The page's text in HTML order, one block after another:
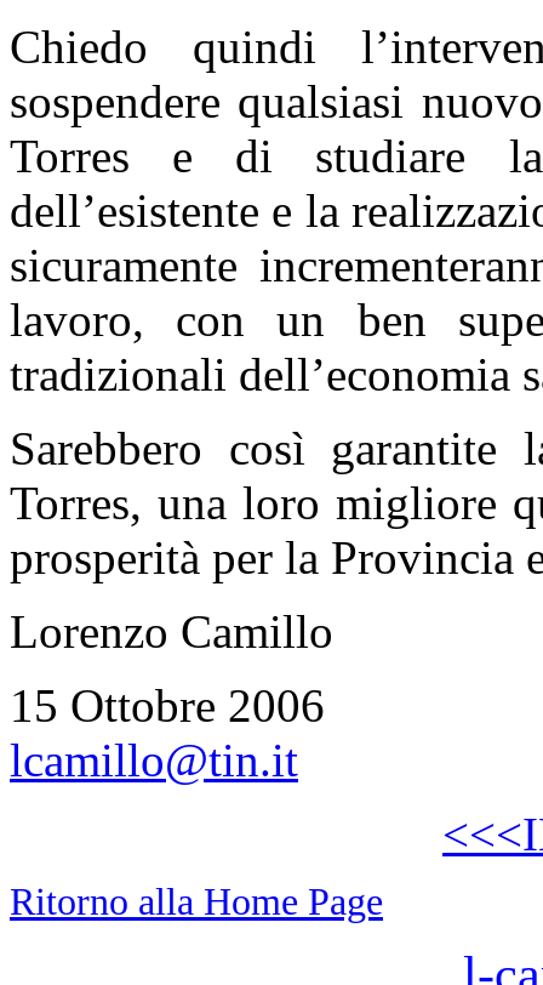
Chiedo quindi
sospendere qualsiasi
Torres e di studiare
dell’esistente e la
sicuramente
lavoro, con un ben
tradizionali dell’economia
Sarebbero così
Torres, una loro migliore
prosperità per la Provincia
Lorenzo Camillo
15 Ottobre 2006
lcamillo@tin.it
Ritorno alla Home Page
l-